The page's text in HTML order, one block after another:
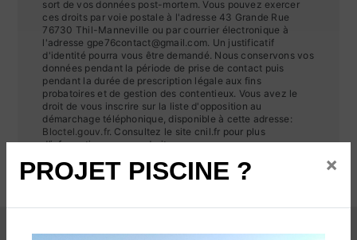
PROJET PISCINE ? ×
sort de vos données post-mortem. Vous pouvez exercer
ces droits par voie postale à l'adresse 43 Grande Rue
76730 Thil-Manneville ou par courrier électronique à
l'adresse gpe76contact@gmail.com. Un justificatif
d'identité pourra vous être demandé. Nous conservons vos
données pendant la période de prise de contact puis
pendant la durée de prescription légale aux fins
probatoires et de gestion des contentieux. Vous avez le
droit de vous inscrire sur la liste d'opposition au
démarchage téléphonique, disponible à cette adresse:
Bloctel.gouv.fr. Consultez le site cnil.fr pour plus
d’informations sur vos droits.